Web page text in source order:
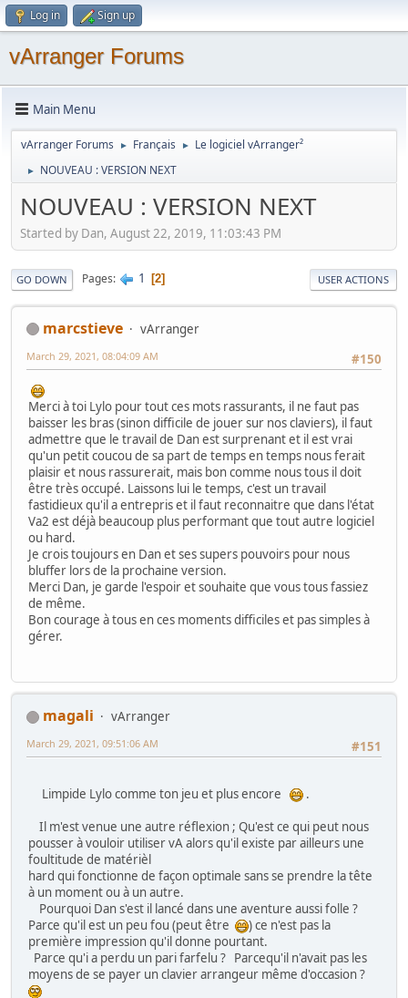
Log in Sign up
vArranger Forums
Main Menu
vArranger Forums ► Français ► Le logiciel vArranger²
► NOUVEAU : VERSION NEXT
NOUVEAU : VERSION NEXT
Started by Dan, August 22, 2019, 11:03:43 PM
GO DOWN Pages 1 2 USER ACTIONS
marcstieve
vArranger
#150
March 29, 2021, 08:04:09 AM
Merci à toi Lylo pour tout ces mots rassurants, il ne faut pas
baisser les bras (sinon difficile de jouer sur nos claviers), il faut
admettre que le travail de Dan est surprenant et il est vrai
qu'un petit coucou de sa part de temps en temps nous ferait
plaisir et nous rassurerait, mais bon comme nous tous il doit
être très occupé. Laissons lui le temps, c'est un travail
fastidieux qu'il a entrepris et il faut reconnaitre que dans l'état
Va2 est déjà beaucoup plus performant que tout autre logiciel
ou hard.
Je crois toujours en Dan et ses supers pouvoirs pour nous
bluffer lors de la prochaine version.
Merci Dan, je garde l'espoir et souhaite que vous tous fassiez
de même.
Bon courage à tous en ces moments difficiles et pas simples à
gérer.
magali
vArranger
#151
March 29, 2021, 09:51:06 AM
Limpide Lylo comme ton jeu et plus encore
.
Il m'est venue une autre réflexion ; Qu'est ce qui peut nous
pousser à vouloir utiliser vA alors qu'il existe par ailleurs une
foultitude de matérièl
hard qui fonctionne de façon optimale sans se prendre la tête
à un moment ou à un autre.
Pourquoi Dan s'est il lancé dans une aventure aussi folle ?
Parce qu'il est un peu fou (peut être
) ce n'est pas la
première impression qu'il donne pourtant.
Parce qu'i a perdu un pari farfelu ? Parcequ'il n'avait pas les
moyens de se payer un clavier arrangeur même d'occasion ?